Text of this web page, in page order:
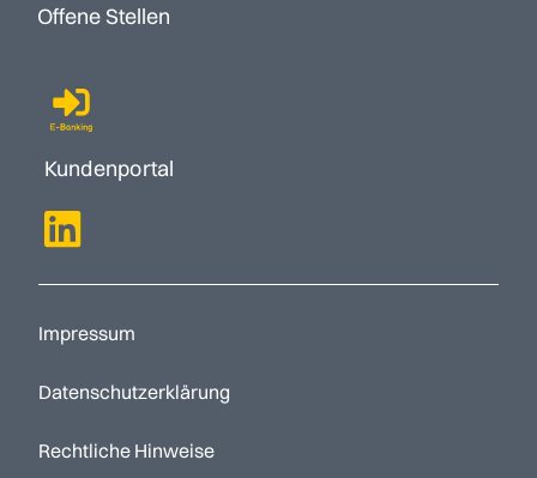
Offene Stellen
Kundenportal
Impressum
Datenschutzerklärung
Rechtliche Hinweise